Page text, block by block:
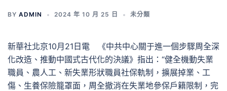
BY ADMIN 2024 年 10 月 25 日 未分類
新華社北京10月21日電 《中共中心關于進一個步驟周全深
化改造、推動中國式古代化的決議》指出：“健全機動失業
職員、農人工、新失業形狀職員社保軌制，擴展掉業、工
傷、生養保險籠罩面，周全撤消在失業地參保戶籍限制，完